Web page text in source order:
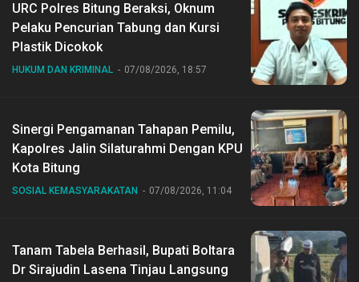
URC Polres Bitung Beraksi, Oknum
Pelaku Pencurian Tabung dan Kursi
Plastik Dicokok
HUKUM DAN KRIMINAL 07/08/2026, 18:57
Sinergi Pengamanan Tahapan Pemilu,
Kapolres Jalin Silaturahmi Dengan KPU
Kota Bitung
SOSIAL KEMASYARAKATAN 07/08/2026, 11:04
Tanam Tabela Berhasil, Bupati Boltara
Dr Sirajudin Lasena Tinjau Langsung